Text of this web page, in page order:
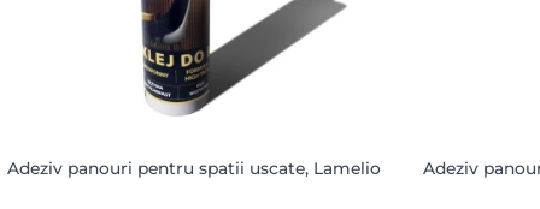
Adeziv panouri pentru spatii uscate, Lamelio Adeziv